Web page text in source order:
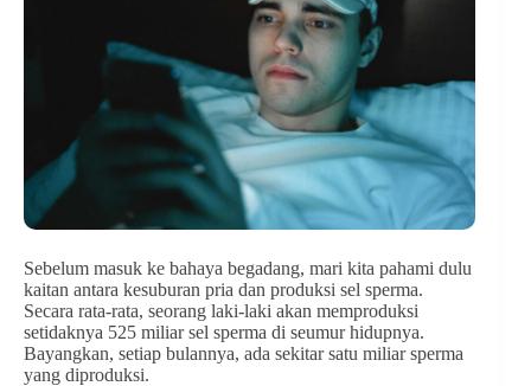
Sebelum masuk ke bahaya begadang, mari kita pahami dulu
kaitan antara kesuburan pria dan produksi sel sperma.
Secara rata-rata, seorang laki-laki akan memproduksi
setidaknya 525 miliar sel sperma di seumur hidupnya.
Bayangkan, setiap bulannya, ada sekitar satu miliar sperma
yang diproduksi.